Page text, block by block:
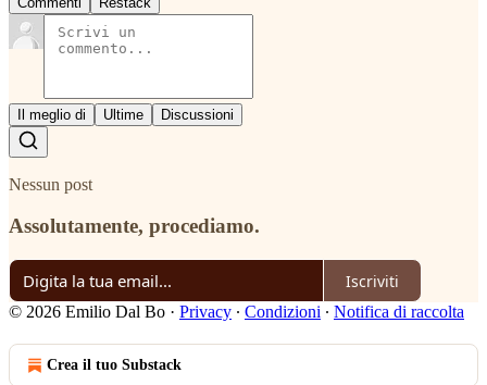
Il meglio di Ultime Discussioni
Nessun post
Assolutamente, procediamo.
Iscriviti
© 2026 Emilio Dal Bo · Privacy ∙ Condizioni ∙ Notifica di raccolta
Crea il tuo Substack